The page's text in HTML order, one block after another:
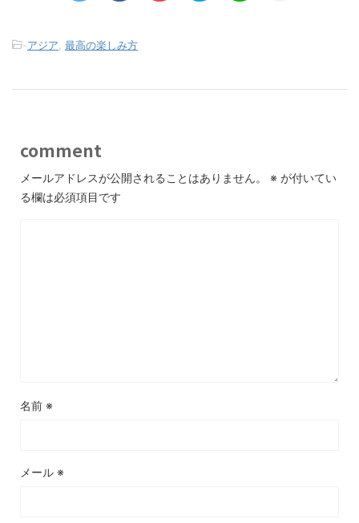
-アジア 最高の楽しみ方
comment
メールアドレスが公開されることはありません。 ※ が付いてい
る欄は必須項目です
名前 ※
メール ※